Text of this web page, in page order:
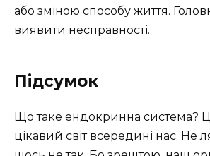
або зміною способу життя.
виявити несправності.
Підсумок
Що таке ендокринна система?
цікавий світ всередині нас. Не